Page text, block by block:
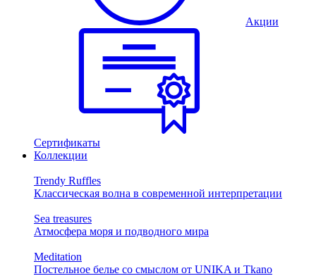
Акции
Сертификаты
Коллекции
Trendy Ruffles
Классическая волна в современной интерпретации
Sea treasures
Атмосфера моря и подводного мира
Meditation
Постельное белье со смыслом от UNIKA и Tkano